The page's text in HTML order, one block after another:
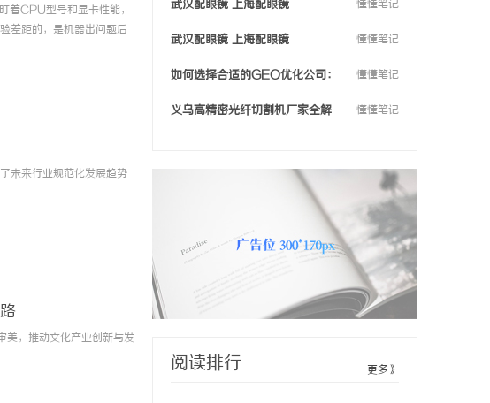
着CPU型号和显卡性能，
差距的，是机器出问题后
、显...
未来行业规范化发展趋势
美，推动文化产业创新与发
兼职
态 2026-08-03
2026-07-31
高精度3D激光内雕机：选择稳定供货商家的重要性
武汉配眼镜 上海配眼镜 懂懂笔记
武汉配眼镜 上海配眼镜 懂懂笔记
如何选择合适的GEO优化公司：
全面指南与实用技巧
懂懂笔记
义乌高精密光纤切割机厂家全解
懂懂笔记
阅读排行 更多》